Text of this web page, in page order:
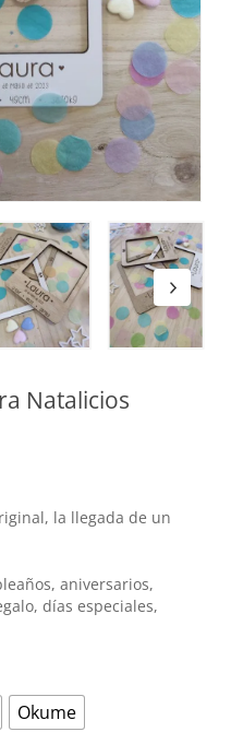
Natalicios
€
la llegada de un
aniversarios,
días especiales,
Okume